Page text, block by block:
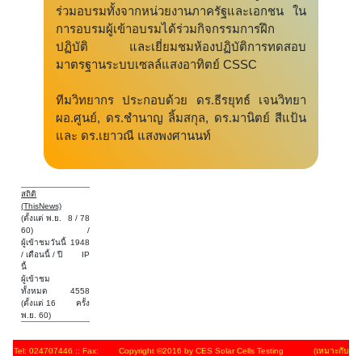
ร่วมอบรมทั้งจากหน่วยงานภาครัฐและเอกชน ใน
การอบรมผู้เข้าอบรมได้ร่วมกิจกรรมการฝึก
ปฏิบัติ และเยี่ยมชมห้องปฏิบัติการทดสอบ
มาตรฐานระบบเซลล์แสงอาทิตย์ CSSC
ทีมวิทยากร ประกอบด้วย ดร.ธีรยุทธ์ เจนวิทยา
ผอ.ศูนย์, ดร.ชำนาญ ลิ้มสกุล, ดร.มานิตย์ สีแป้น
และ ดร.เยาวณี แสงพงศานนท์
สถิติ
(ThisNews)
(ตั้งแต่ พ.ย.
60)
ผู้เข้าชมวันนี้
/ เดือนนี้ / ปี
นี้
8 / 78
/
1948
IP
ผู้เข้าชม
ทั้งหมด
(ตั้งแต่ 16
พ.ย. 60)
4558
ครั้ง
Tel: 024707446 :: Fax:
Copyright ©2016 by CES Solar Cells Testing
(เหมาะกับ